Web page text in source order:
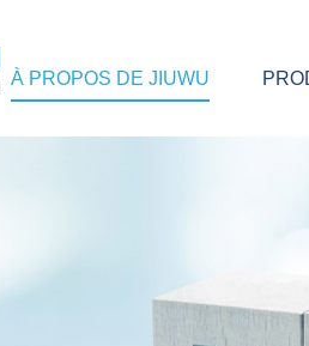
À PROPOS DE JIUWU